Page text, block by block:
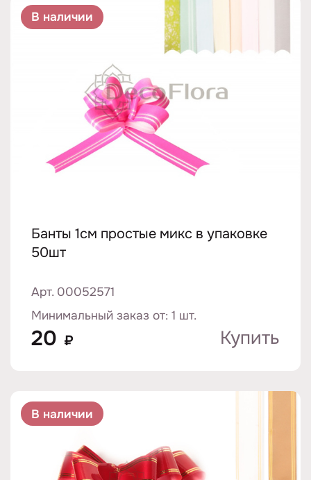
В наличии
Банты 1см простые микс в упаковке
50шт
Арт. 00052571
Минимальный заказ от: 1 шт.
20 ₽ Купить
В наличии